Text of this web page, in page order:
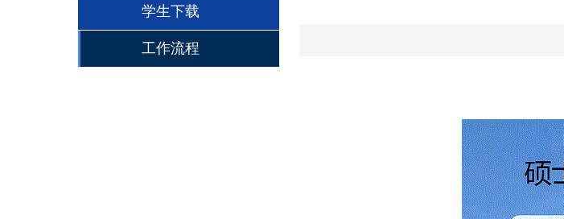
学生下载
工作流程